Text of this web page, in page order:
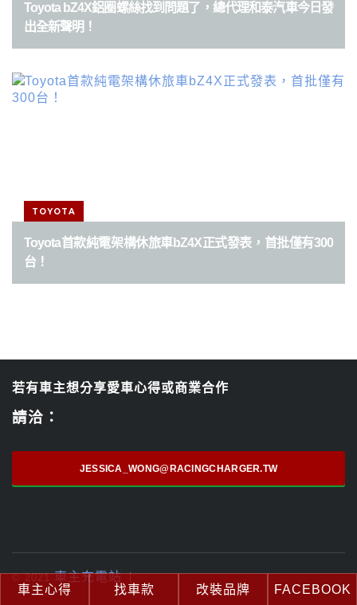
Toyota bZ4X鋁圈螺絲找到問題了，總代理和泰汽車今日發
出全新聲明！
TOYOTA
Toyota首款純電架構休旅車bZ4X正式發表，首批僅有300
台！
若有車主想分享愛車心得或商業合作
請洽：
JESSICA_WONG@RACINGCHARGER.TW
© 2021車主充電站
車主心得
找車款 改裝品牌 FACEBOOK